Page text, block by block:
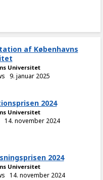
af Københavns
Universitet
9. januar 2025
2024
Universitet
14. november 2024
2024
Universitet
14. november 2024